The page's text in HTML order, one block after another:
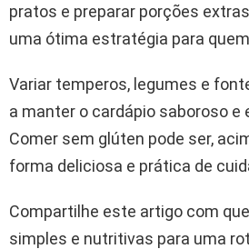
pratos e preparar porções
uma ótima estratégia para
Variar temperos, legumes e
a manter o cardápio saboroso e
Comer sem glúten pode ser,
forma deliciosa e prática de
Compartilhe este artigo com
simples e nutritivas para uma